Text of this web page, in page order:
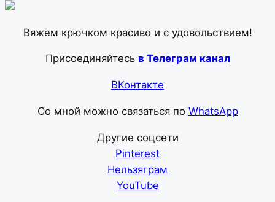
Вяжем крючком красиво и с удовольствием!
Присоединяйтесь в Телеграм канал
ВКонтакте
Со мной можно связаться по WhatsApp
Другие соцсети
Pinterest
Нельзяграм
YouTube